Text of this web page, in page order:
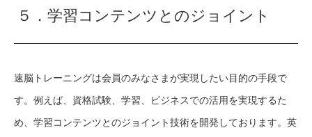
５．学習コンテンツとのジョイント
速脳トレーニングは会員のみなさまが実現したい目的の手段で
す。例えば、資格試験、学習、ビジネスでの活用を実現するた
め、学習コンテンツとのジョイント技術を開発しております。英